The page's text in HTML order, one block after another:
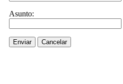
Asunto:
Enviar Cancelar